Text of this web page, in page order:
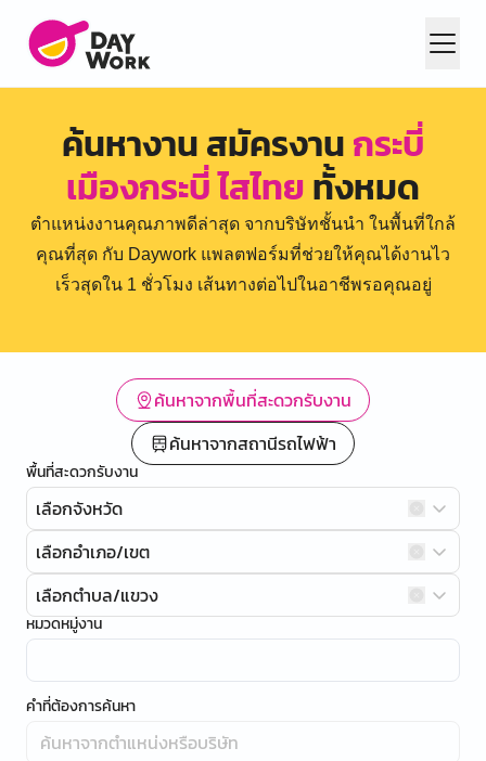
ค้นหางาน สมัครงานกระบี่
เมืองกระบี่ ไสไทยทั้งหมด
ตำแหน่งงานคุณภาพดีล่าสุด จากบริษัทชั้นนำ ในพื้นที่ใกล้
คุณที่สุด กับ Daywork แพลตฟอร์มที่ช่วยให้คุณได้งานไว
เร็วสุดใน 1 ชั่วโมง เส้นทางต่อไปในอาชีพรอคุณอยู่
ค้นหาจากพื้นที่สะดวกรับงาน
ค้นหาจากสถานีรถไฟฟ้า
พื้นที่สะดวกรับงาน
เลือกจังหวัด
เลือกอำเภอ/เขต
เลือกตำบล/แขวง
หมวดหมู่งาน
คำที่ต้องการค้นหา